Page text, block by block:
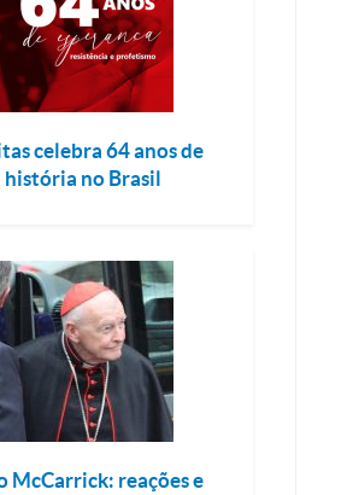
celebra 64 anos de
história no Brasil
McCarrick: reações e